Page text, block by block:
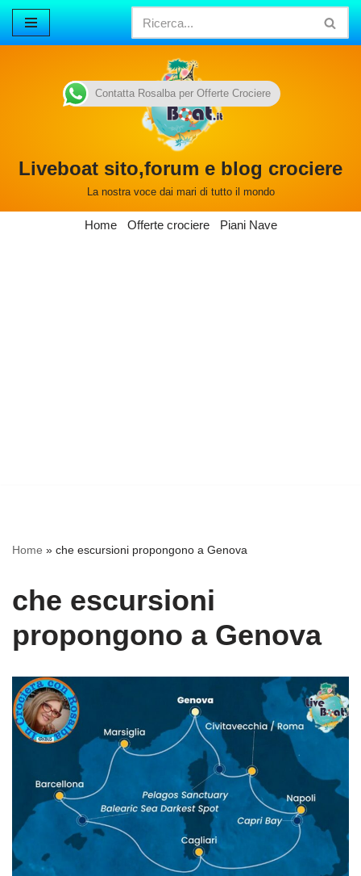
Vai
Liveboat sito,forum e blog crociere
La nostra voce dai mari di tutto il mondo
Home Offerte crociere Piani Nave
Home » che escursioni propongono a Genova
che escursioni
propongono a Genova
Contatta Rosalba per Offerte Crociere